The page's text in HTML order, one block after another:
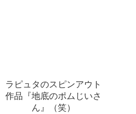
ラピュタのスピンアウト
作品『地底のポムじいさ
ん』（笑）